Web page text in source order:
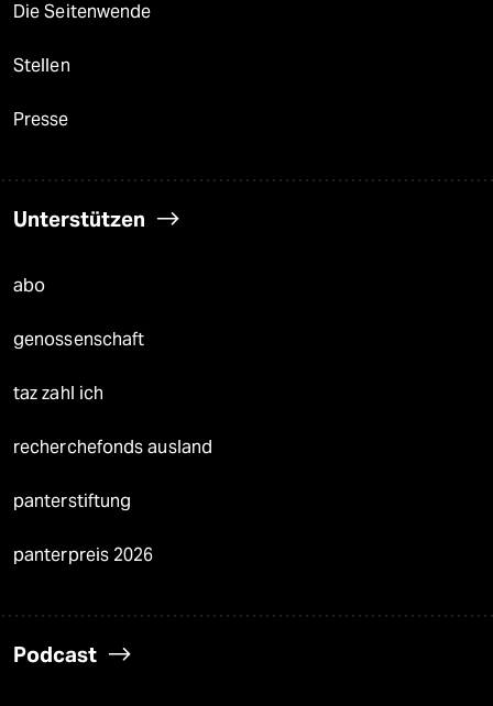
Die Seitenwende
Stellen
Presse
Unterstützen
abo
genossenschaft
taz zahl ich
recherchefonds ausland
panterstiftung
panterpreis 2026
Podcast